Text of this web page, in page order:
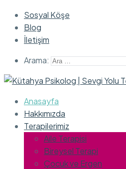
Sosyal Köşe
Blog
İletişim
Arama:
Anasayfa
Hakkımızda
Terapilerimiz
Aile Terapisi
Bireysel Terapi
Çocuk ve Ergen